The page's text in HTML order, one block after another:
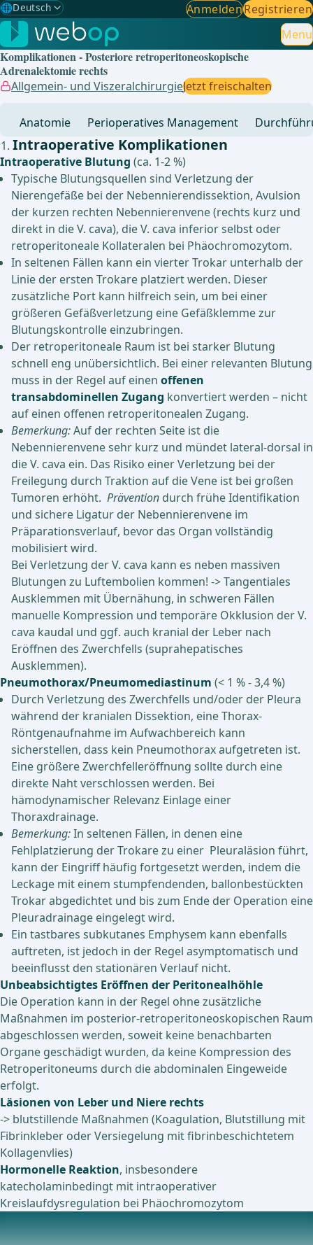
🌐Deutsch
Gewählte Sprache: Deutsch
🇩🇪 Deutsch ✓
🇬🇧English
🇪🇸Spanisch
🇧🇷Brasilianisch
AnmeldenRegistrieren
Menu
Komplikationen - Posteriore retroperitoneoskopische
Adrenalektomie rechts
Allgemein- und ViszeralchirurgieJetzt freischalten
Anatomie Perioperatives Management
Intraoperative Komplikationen
Intraoperative Blutung (ca. 1-2 %)
Typische Blutungsquellen sind Verletzung der
Nierengefäße bei der Nebennierendissektion, Avulsion
der kurzen rechten Nebennierenvene (rechts kurz und
direkt in die V. cava), die V. cava inferior selbst oder
retroperitoneale Kollateralen bei Phäochromozytom.
In seltenen Fällen kann ein vierter Trokar unterhalb der
Linie der ersten Trokare platziert werden. Dieser
zusätzliche Port kann hilfreich sein, um bei einer
größeren Gefäßverletzung eine Gefäßklemme zur
Blutungskontrolle einzubringen.
Der retroperitoneale Raum ist bei starker Blutung
schnell eng unübersichtlich. Bei einer relevanten Blutung
muss in der Regel auf einen offenen
transabdominellen Zugang konvertiert werden – nicht
auf einen offenen retroperitonealen Zugang.
Bemerkung:Auf der rechten Seite ist die
Nebennierenvene sehr kurz und mündet lateral-dorsal in
die V. cava ein. Das Risiko einer Verletzung bei der
Freilegung durch Traktion auf die Vene ist bei großen
Tumoren erhöht. Prävention durch frühe Identifikation
und sichere Ligatur der Nebennierenvene im
Präparationsverlauf, bevor das Organ vollständig
mobilisiert wird.
Bei Verletzung der V. cava kann es neben massiven
Blutungen zu Luftembolien kommen! -> Tangentiales
Ausklemmen mit Übernähung, in schweren Fällen
manuelle Kompression und temporäre Okklusion der V.
cava kaudal und ggf. auch kranial der Leber nach
Eröffnen des Zwerchfells (suprahepatisches
Ausklemmen).
Pneumothorax/Pneumomediastinum (< 1 % - 3,4 %)
Durch Verletzung des Zwerchfells und/oder der Pleura
während der kranialen Dissektion, eine Thorax-
Röntgenaufnahme im Aufwachbereich kann
sicherstellen, dass kein Pneumothorax aufgetreten ist.
Eine größere Zwerchfelleröffnung sollte durch eine
direkte Naht verschlossen werden. Bei
hämodynamischer Relevanz Einlage einer
Thoraxdrainage.
Bemerkung:In seltenen Fällen, in denen eine
Fehlplatzierung der Trokare zu einer Pleuraläsion führt,
kann der Eingriff häufig fortgesetzt werden, indem die
Leckage mit einem stumpfendenden, ballonbestückten
Trokar abgedichtet und bis zum Ende der Operation eine
Pleuradrainage eingelegt wird.
Ein tastbares subkutanes Emphysem kann ebenfalls
auftreten, ist jedoch in der Regel asymptomatisch und
beeinflusst den stationären Verlauf nicht.
Unbeabsichtigtes Eröffnen der Peritonealhöhle
Die Operation kann in der Regel ohne zusätzliche
Maßnahmen im posterior-retroperitoneoskopischen Raum
abgeschlossen werden, soweit keine benachbarten
Organe geschädigt wurden, da keine Kompression des
Retroperitoneums durch die abdominalen Eingeweide
erfolgt.
Läsionen von Leber und Niere rechts
-> blutstillende Maßnahmen (Koagulation, Blutstillung mit
Fibrinkleber oder Versiegelung mit fibrinbeschichtetem
Kollagenvlies)
Hormonelle Reaktion, insbesondere
katecholaminbedingt mit intraoperativer
Kreislaufdysregulation bei Phäochromozytom
Postoperative Komplikationen